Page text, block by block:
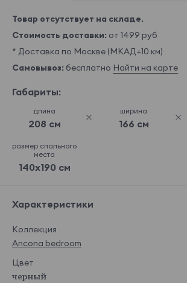
Товар отсутствует на складе.
Стоимость доставки: от 1499 руб
* Доставка по Москве (МКАД+10 км)
Самовывоз: бесплатно Найти на карте
Габариты:
длина
208 см
ширина
166 см
размер спального
места
140x190 см
Характеристики
Коллекция
Ancona bedroom
Цвет
черный